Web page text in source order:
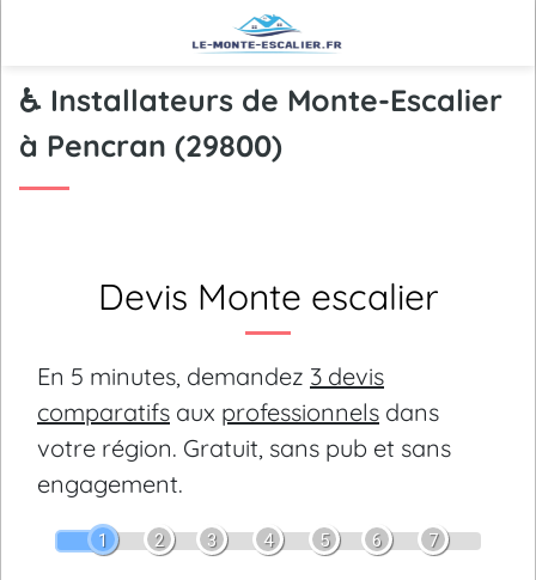
♿ Installateurs de Monte-Escalier
à Pencran (29800)
Devis Monte escalier
En 5 minutes, demandez 3 devis
comparatifs aux professionnels dans
votre région. Gratuit, sans pub et sans
engagement.
1 2 3 4 5 6 7